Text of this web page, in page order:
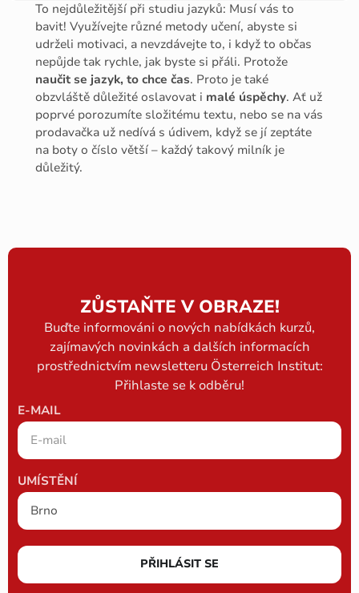
To nejdůležitější při studiu jazyků: Musí vás to
bavit! Využívejte různé metody učení, abyste si
udrželi motivaci, a nevzdávejte to, i když to občas
nepůjde tak rychle, jak byste si přáli. Protože
naučit se jazyk, to chce čas. Proto je také
obzvláště důležité oslavovat i malé úspěchy. Ať už
poprvé porozumíte složitému textu, nebo se na vás
prodavačka už nedívá s údivem, když se jí zeptáte
na boty o číslo větší – každý takový milník je
důležitý.
ZŮSTAŇTE V OBRAZE!
Buďte informováni o nových nabídkách kurzů,
zajímavých novinkách a dalších informacích
prostřednictvím newsletteru Österreich Institut:
Přihlaste se k odběru!
E-MAIL
UMÍSTĚNÍ
PŘIHLÁSIT SE